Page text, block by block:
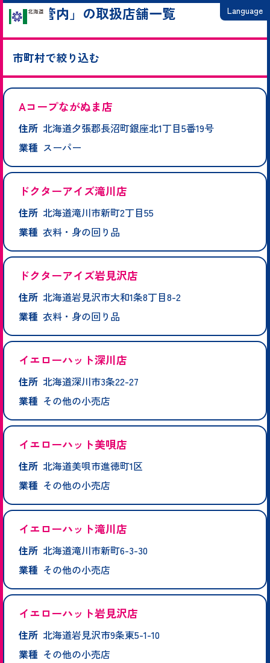
Language
繁體中文
「空知管内」の取扱店舗一覧
市町村で絞り込む
赤平市芦別市岩見沢市歌志内市浦臼町雨竜町上砂川町
栗山町
新十津川町 砂川市
夕張市 由仁町
Aコープながぬま店
住所 北海道夕張郡長沼町銀座北1丁目5番19号
業種 スーパー
ドクターアイズ滝川店
住所 北海道滝川市新町2丁目55
業種 衣料・身の回り品
ドクターアイズ岩見沢店
住所 北海道岩見沢市大和1条8丁目8-2
業種 衣料・身の回り品
イエローハット深川店
住所 北海道深川市3条22-27
業種 その他の小売店
イエローハット美唄店
住所 北海道美唄市進徳町1区
業種 その他の小売店
イエローハット滝川店
住所 北海道滝川市新町6-3-30
業種 その他の小売店
イエローハット岩見沢店
住所 北海道岩見沢市9条東5-1-10
業種 その他の小売店